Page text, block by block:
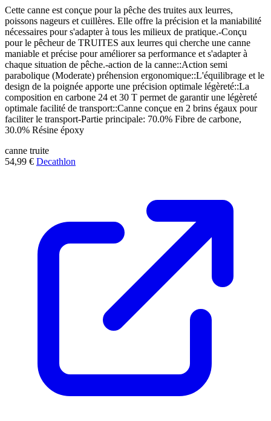
Cette canne est conçue pour la pêche des truites aux leurres,
poissons nageurs et cuillères. Elle offre la précision et la maniabilité
nécessaires pour s'adapter à tous les milieux de pratique.-Conçu
pour le pêcheur de TRUITES aux leurres qui cherche une canne
maniable et précise pour améliorer sa performance et s'adapter à
chaque situation de pêche.-action de la canne::Action semi
parabolique (Moderate) préhension ergonomique::L'équilibrage et le
design de la poignée apporte une précision optimale légèreté::La
composition en carbone 24 et 30 T permet de garantir une légèreté
optimale facilité de transport::Canne conçue en 2 brins égaux pour
faciliter le transport-Partie principale: 70.0% Fibre de carbone,
30.0% Résine époxy
canne truite
54,99 € Decathlon